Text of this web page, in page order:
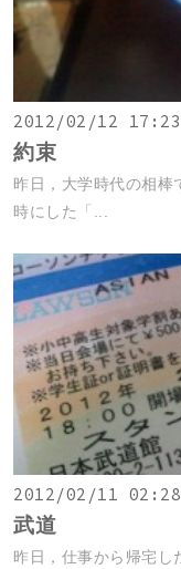
2012/02/12 17:23
約束
昨日，大学時代の相棒
時にした「...
2012/02/11 02:28
武道
昨日，仕事から帰宅し